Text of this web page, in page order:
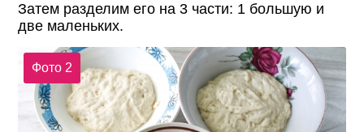
Затем разделим его на 3 части: 1 большую и
две маленьких.
Фото 2